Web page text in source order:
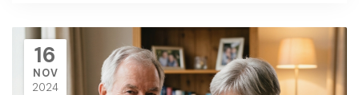
16
NOV
2024